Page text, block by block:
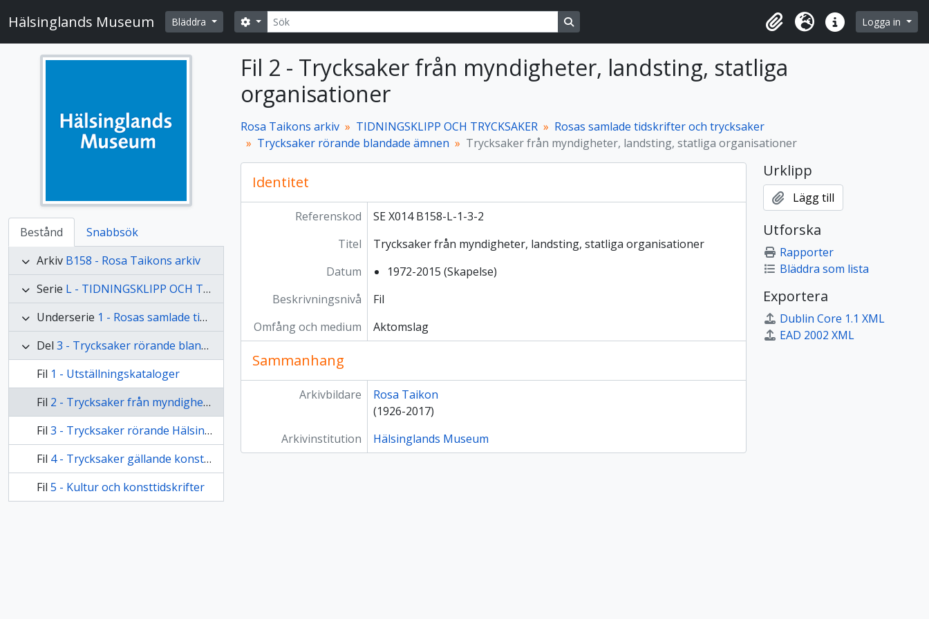
Hälsinglands Museum Bläddra SökSearch options Search in browse page
UrklippSpråk Snabblänkar
Logga in
Bestånd
Snabbsök
Arkiv B158 - Rosa Taikons arkiv
Serie L - TIDNINGSKLIPP OCH TRYCKSAKER
Underserie 1 - Rosas samlade tidskrifter och trycksaker
Del 3 - Trycksaker rörande blandade ämnen
Fil 1 - Utställningskataloger
Fil 2 - Trycksaker från myndigheter, landsting, statliga organisationer
Fil 3 - Trycksaker rörande Hälsingland m.m.
Fil 4 - Trycksaker gällande konstnärer och offentliga personer
Fil 5 - Kultur och konsttidskrifter
Fil 2 - Trycksaker från myndigheter, landsting, statliga
organisationer
Rosa Taikons arkiv TIDNINGSKLIPP OCH TRYCKSAKER
Rosas samlade tidskrifter och trycksaker
Trycksaker rörande blandade ämnen
Trycksaker från myndigheter, landsting, statliga organisationer
Identitet
Referenskod
SE X014 B158-L-1-3-2
Titel
Trycksaker från myndigheter, landsting, statliga organisationer
Datum
1972-2015 (Skapelse)
Beskrivningsnivå
Fil
Omfång och medium
Aktomslag
Sammanhang
Arkivbildare
Rosa Taikon
(1926-2017)
Arkivinstitution
Hälsinglands Museum
Urklipp
Lägg till
Utforska
Rapporter
Bläddra som lista
Exportera
Dublin Core 1.1 XML
EAD 2002 XML